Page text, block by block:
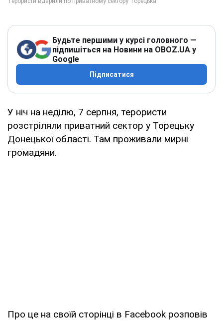
Будьте першими у курсі головного —
підпишіться на Новини на OBOZ.UA у
Google
Підписатися
У ніч на неділю, 7 серпня, терористи
розстріляли приватний сектор у Торецьку
Донецької області. Там проживали мирні
громадяни.
Про це на своїй сторінці в Facebook розповів